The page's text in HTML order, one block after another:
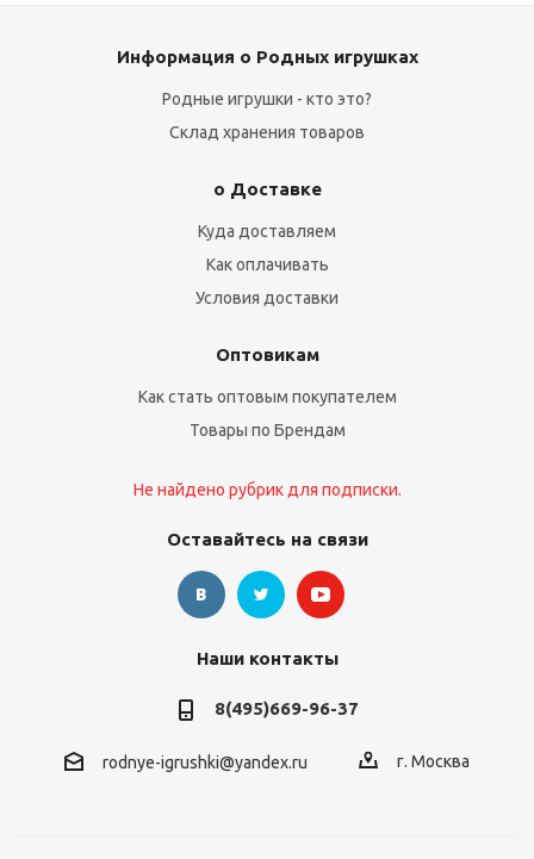
Информация о Родных игрушках
Родные игрушки - кто это?
Склад хранения товаров
о Доставке
Куда доставляем
Как оплачивать
Условия доставки
Оптовикам
Как стать оптовым покупателем
Товары по Брендам
Не найдено рубрик для подписки.
Оставайтесь на связи
Наши контакты
8(495)669-96-37
rodnye-igrushki@yandex.ru г. Москва